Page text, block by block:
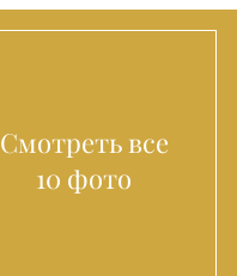
Смотреть все
10 фото